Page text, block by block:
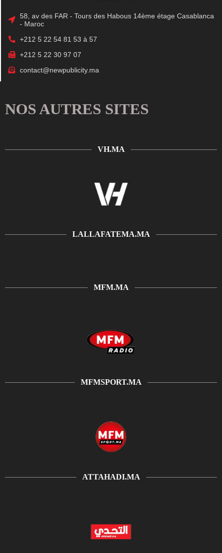
58, av des FAR - Tours des Habous 14ème étage Casablanca
- Maroc
+212 5 22 54 81 53 à 57
+212 5 22 30 97 07
contact@newpublicity.ma
NOS AUTRES SITES
VH.MA
LALLAFATEMA.MA
MFM.MA
MFMSPORT.MA
ATTAHADI.MA